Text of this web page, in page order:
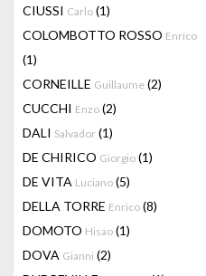
CIUSSI Carlo (1)
COLOMBOTTO ROSSO Enrico
(1)
CORNEILLE Guillaume (2)
CUCCHI Enzo (2)
DALI Salvador (1)
DE CHIRICO Giorgio (1)
DE VITA Luciano (5)
DELLA TORRE Enrico (8)
DOMOTO Hisao (1)
DOVA Gianni (2)